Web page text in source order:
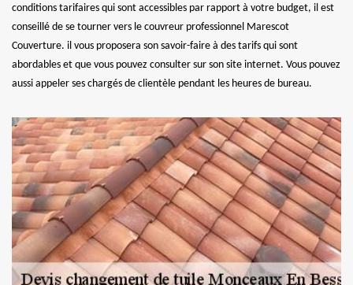
conditions tarifaires qui sont accessibles par rapport à votre budget, il est
conseillé de se tourner vers le couvreur professionnel Marescot
Couverture. il vous proposera son savoir-faire à des tarifs qui sont
abordables et que vous pouvez consulter sur son site internet. Vous pouvez
aussi appeler ses chargés de clientèle pendant les heures de bureau.